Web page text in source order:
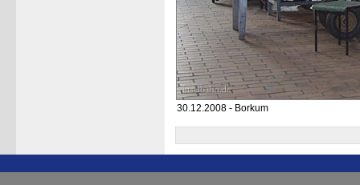
30.12.2008 - Borkum